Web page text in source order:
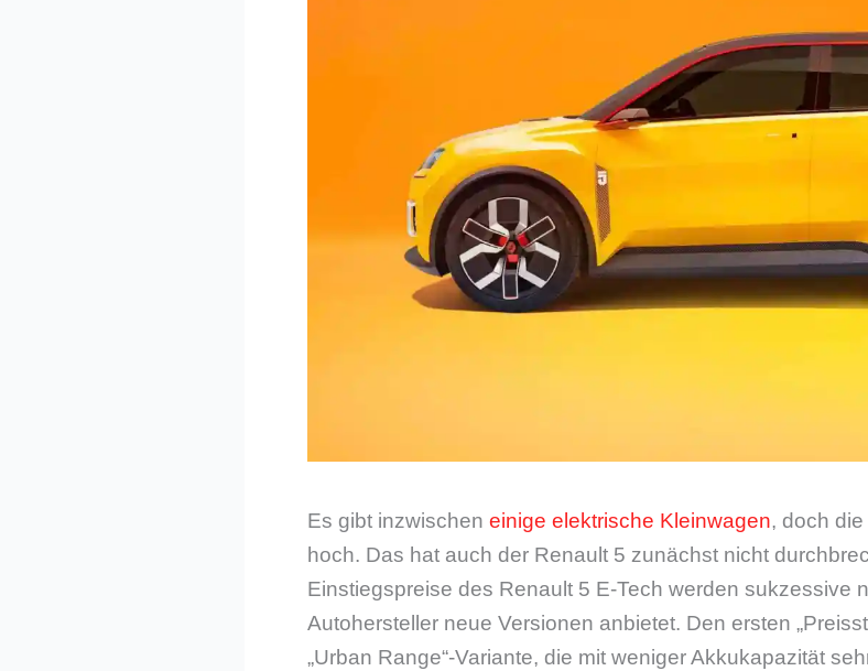
Es gibt inzwischen einige elektrische Kleinwagen, doch
hoch. Das hat auch der Renault 5 zunächst nicht
Einstiegspreise des Renault 5 E-Tech werden sukzessive
Autohersteller neue Versionen anbietet. Den ersten
„Urban Range“-Variante, die mit weniger Akkukapazität